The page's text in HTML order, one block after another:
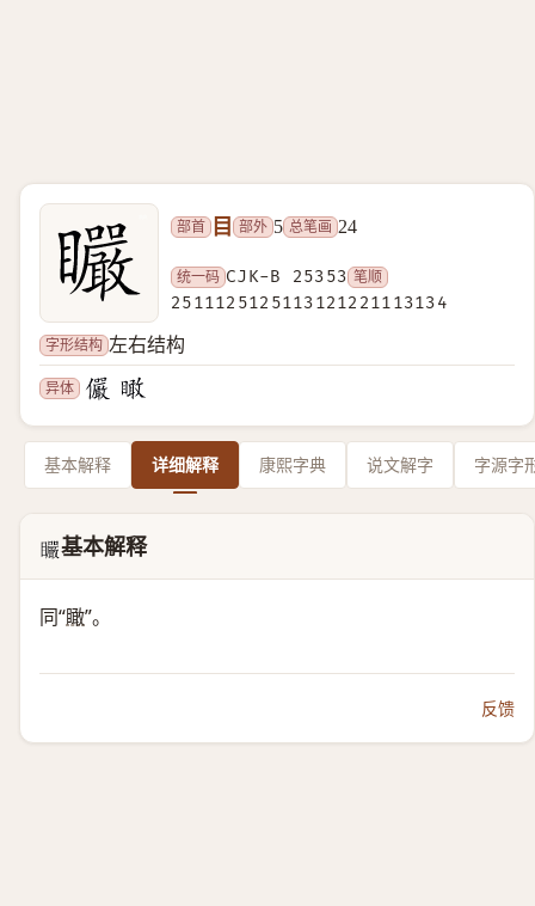
部首 目 部外 5 总笔画 24
统一码 CJK-B 25353 笔顺
2511125125113121221113134
字形结构 左右结构
异体
基本解释 详细解释 康熙字典 说文解字 字源字
𥍓基本解释
同“瞰”。
反馈